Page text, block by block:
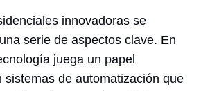
innovadoras se
serie de aspectos clave. En
juega un papel
sistemas de automatización que